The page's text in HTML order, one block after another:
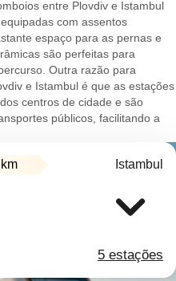
entre Plovdiv e Istambul
com assentos
espaço para as pernas e
são perfeitas para
Outra razão para
e Istambul é que as estações
centros de cidade e são
públicos, facilitando a
Istambul
5 estações